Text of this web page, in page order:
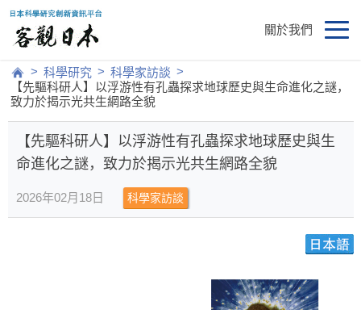
關於我們
> 科學研究 > 科學家訪談 >
【先驅科研人】以浮游性有孔蟲探求地球歷史與生命進化之謎，
致力於揭示光共生網路全貌
【先驅科研人】以浮游性有孔蟲探求地球歷史與生
命進化之謎，致力於揭示光共生網路全貌
2026年02月18日 科學家訪談